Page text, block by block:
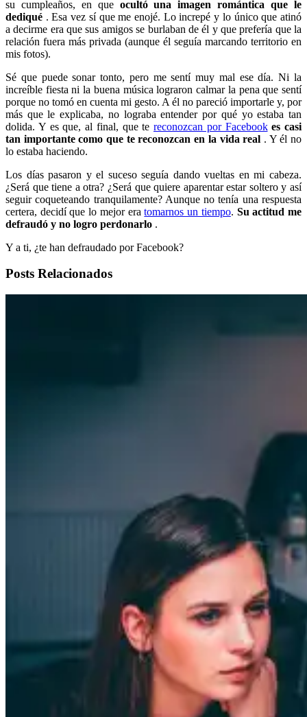
su cumpleaños, en que ocultó una imagen romántica que le
dediqué . Esa vez sí que me enojé. Lo increpé y lo único que atinó
a decirme era que sus amigos se burlaban de él y que prefería que la
relación fuera más privada (aunque él seguía marcando territorio en
mis fotos).
Sé que puede sonar tonto, pero me sentí muy mal ese día. Ni la
increíble fiesta ni la buena música lograron calmar la pena que sentí
porque no tomó en cuenta mi gesto. A él no pareció importarle y, por
más que le explicaba, no lograba entender por qué yo estaba tan
dolida. Y es que, al final, que te reconozcan por Facebook es casi
tan importante como que te reconozcan en la vida real . Y él no
lo estaba haciendo.
Los días pasaron y el suceso seguía dando vueltas en mi cabeza.
¿Será que tiene a otra? ¿Será que quiere aparentar estar soltero y así
seguir coqueteando tranquilamente? Aunque no tenía una respuesta
certera, decidí que lo mejor eratomarnos un tiempo. Su actitud me
defraudó y no logro perdonarlo .
Y a ti, ¿te han defraudado por Facebook?
Posts Relacionados